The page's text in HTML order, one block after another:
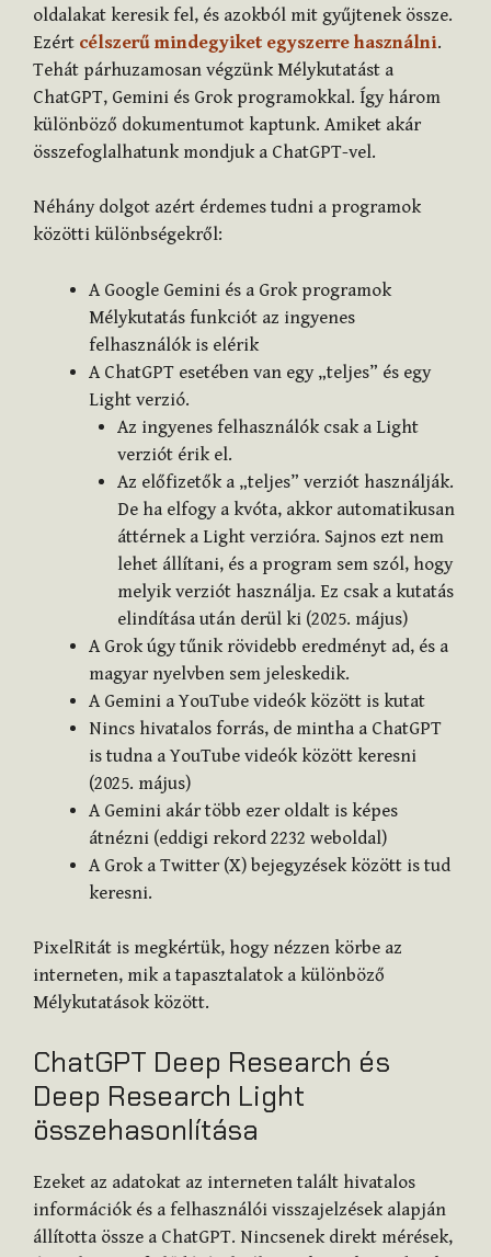
oldalakat keresik fel, és azokból mit gyűjtenek össze.
Ezért célszerű mindegyiket egyszerre használni.
Tehát párhuzamosan végzünk Mélykutatást a
ChatGPT, Gemini és Grok programokkal. Így három
különböző dokumentumot kaptunk. Amiket akár
összefoglalhatunk mondjuk a ChatGPT-vel.
Néhány dolgot azért érdemes tudni a programok
közötti különbségekről:
A Google Gemini és a Grok programok
Mélykutatás funkciót az ingyenes
felhasználók is elérik
A ChatGPT esetében van egy „teljes” és egy
Light verzió.
Az ingyenes felhasználók csak a Light
verziót érik el.
Az előfizetők a „teljes” verziót használják.
De ha elfogy a kvóta, akkor automatikusan
áttérnek a Light verzióra. Sajnos ezt nem
lehet állítani, és a program sem szól, hogy
melyik verziót használja. Ez csak a kutatás
elindítása után derül ki (2025. május)
A Grok úgy tűnik rövidebb eredményt ad, és a
magyar nyelvben sem jeleskedik.
A Gemini a YouTube videók között is kutat
Nincs hivatalos forrás, de mintha a ChatGPT
is tudna a YouTube videók között keresni
(2025. május)
A Gemini akár több ezer oldalt is képes
átnézni (eddigi rekord 2232 weboldal)
A Grok a Twitter (X) bejegyzések között is tud
keresni.
PixelRitát is megkértük, hogy nézzen körbe az
interneten, mik a tapasztalatok a különböző
Mélykutatások között.
ChatGPT Deep Research és
Deep Research Light
összehasonlítása
Ezeket az adatokat az interneten talált hivatalos
információk és a felhasználói visszajelzések alapján
állította össze a ChatGPT. Nincsenek direkt mérések,